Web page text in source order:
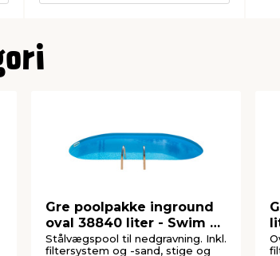
Gre poolpakke inground
oval 38840 liter - Swim &
Fun
Stålvægspool til nedgravning. Inkl.
filtersystem og -sand, stige og